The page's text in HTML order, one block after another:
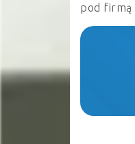
pod firmą